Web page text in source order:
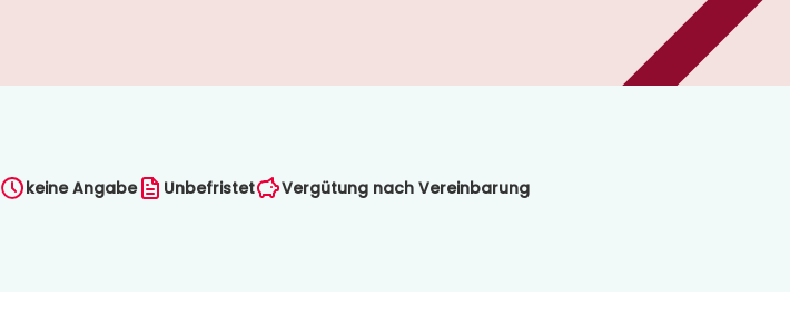
keine Angabe Unbefristet Vergütung nach Vereinbarung